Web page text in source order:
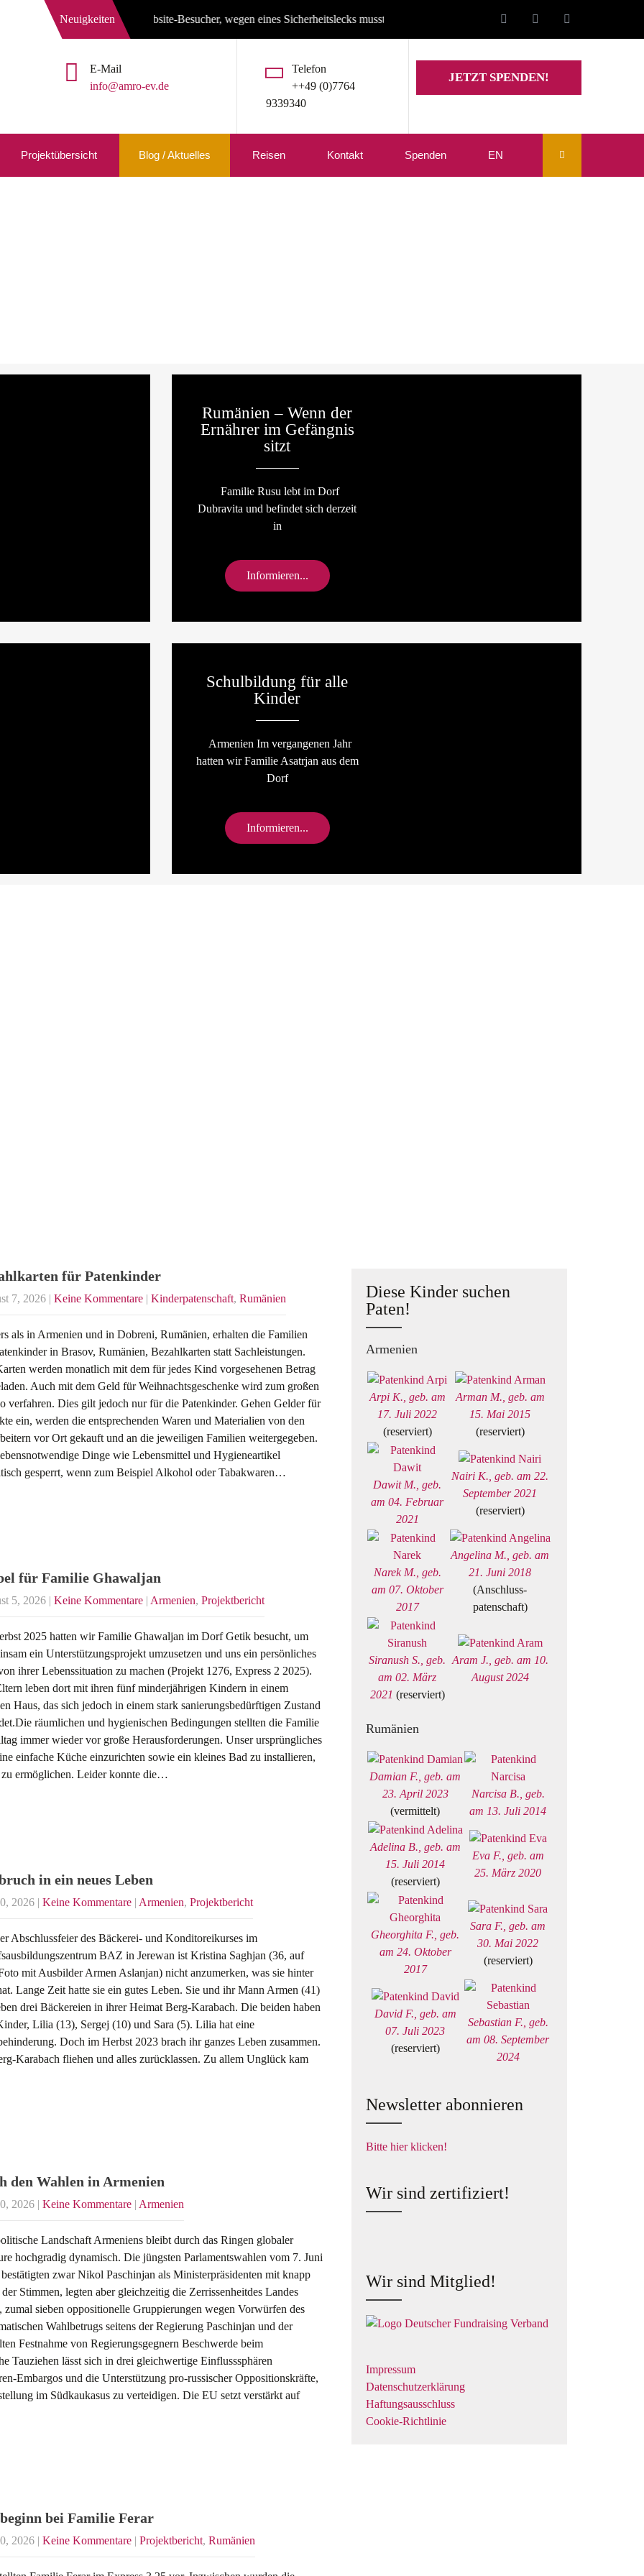
Neuigkeiten
Liebe Website-Besucher, wegen eines Sicherheitslecks musste unsere Website auf den Stand von Mitte Juli zurückgesetzt
E-Mail
info@amro-ev.de
Telefon
++49 (0)7764
9339340
JETZT SPENDEN!
Projektübersicht Blog / Aktuelles Reisen Kontakt Spenden EN
Rumänien – Wenn der
Ernährer im Gefängnis
sitzt
Familie Rusu lebt im Dorf
Dubravita und befindet sich derzeit
in
Informieren...
Schulbildung für alle
Kinder
Armenien Im vergangenen Jahr
hatten wir Familie Asatrjan aus dem
Dorf
Informieren...
für Patenkinder
7, 2026| Keine Kommentare| Kinderpatenschaft, Rumänien
als in Armenien und in Dobreni, Rumänien, erhalten die Familien
in Brasov, Rumänien, Bezahlkarten statt Sachleistungen.
werden monatlich mit dem für jedes Kind vorgesehenen Betrag
Auch mit dem Geld für Weihnachtsgeschenke wird zum großen
verfahren. Dies gilt jedoch nur für die Patenkinder. Gehen Gelder für
ein, werden die entsprechenden Waren und Materialien von den
vor Ort gekauft und an die jeweiligen Familien weitergegeben.
Dinge wie Lebensmittel und Hygieneartikel
gesperrt, wenn zum Beispiel Alkohol oder Tabakwaren…
für Familie Ghawaljan
5, 2026| Keine Kommentare| Armenien, Projektbericht
2025 hatten wir Familie Ghawaljan im Dorf Getik besucht, um
ein Unterstützungsprojekt umzusetzen und uns ein persönliches
ihrer Lebenssituation zu machen (Projekt 1276, Express 2 2025).
leben dort mit ihren fünf minderjährigen Kindern in einem
Haus, das sich jedoch in einem stark sanierungsbedürftigen Zustand
räumlichen und hygienischen Bedingungen stellten die Familie
immer wieder vor große Herausforderungen. Unser ursprüngliches
einfache Küche einzurichten sowie ein kleines Bad zu installieren,
zu ermöglichen. Leider konnte die…
in ein neues Leben
2026| Keine Kommentare| Armenien, Projektbericht
Abschlussfeier des Bäckerei- und Konditoreikurses im
BAZ in Jerewan ist Kristina Saghjan (36, auf
mit Ausbilder Armen Aslanjan) nicht anzumerken, was sie hinter
Lange Zeit hatte sie ein gutes Leben. Sie und ihr Mann Armen (41)
drei Bäckereien in ihrer Heimat Berg-Karabach. Die beiden haben
Lilia (13), Sergej (10) und Sara (5). Lilia hat eine
Doch im Herbst 2023 brach ihr ganzes Leben zusammen.
Karabach fliehen und alles zurücklassen. Zu allem Unglück kam
den Wahlen in Armenien
2026| Keine Kommentare| Armenien
Landschaft Armeniens bleibt durch das Ringen globaler
hochgradig dynamisch. Die jüngsten Parlamentswahlen vom 7. Juni
zwar Nikol Paschinjan als Ministerpräsidenten mit knapp
Stimmen, legten aber gleichzeitig die Zerrissenheitdes Landes
zumal sieben oppositionelle Gruppierungen wegen Vorwürfen des
Wahlbetrugs seitens der Regierung Paschinjan und der
Festnahme von Regierungsgegnern Beschwerde beim
Tauziehen lässt sich in drei gleichwertige Einflusssphären
Embargos und die Unterstützung pro-russischer Oppositionskräfte,
im Südkaukasus zu verteidigen. Die EU setzt verstärkt auf
bei Familie Ferar
2026| Keine Kommentare| Projektbericht, Rumänien
Diese Kinder suchen
Paten!
Armenien
Arpi K., geb. am
17. Juli 2022
(reserviert)
Arman M., geb. am
15. Mai 2015
(reserviert)
Dawit M., geb.
am 04. Februar
2021
Nairi K., geb. am 22.
September 2021
(reserviert)
Narek M., geb.
am 07. Oktober
2017
Angelina M., geb. am
21. Juni 2018
(Anschluss-
patenschaft)
Siranush S., geb.
am 02. März
2021 (reserviert)
Aram J., geb. am 10.
August 2024
Rumänien
Damian F., geb. am
23. April 2023
(vermittelt)
Narcisa B., geb.
am 13. Juli 2014
Adelina B., geb. am
15. Juli 2014
(reserviert)
Eva F., geb. am
25. März 2020
Gheorghita F., geb.
am 24. Oktober
2017
Sara F., geb. am
30. Mai 2022
(reserviert)
David F., geb. am
07. Juli 2023
(reserviert)
Sebastian F., geb.
am 08. September
2024
Newsletter abonnieren
Bitte hier klicken!
Wir sind zertifiziert!
Wir sind Mitglied!
Impressum
Datenschutzerklärung
Haftungsausschluss
Cookie-Richtlinie